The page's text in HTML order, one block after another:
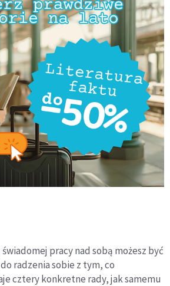
pracy nad sobą możesz być
radzenia sobie z tym, co
cztery konkretne rady, jak samemu